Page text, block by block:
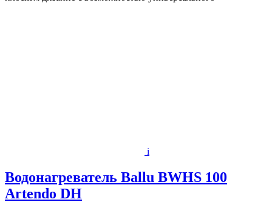
i
Водонагреватель Ballu BWHS 100
Artendo DH